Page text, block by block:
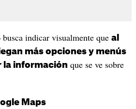
busca indicar visualmente que al
más opciones y menús
la información que se ve sobre
Maps